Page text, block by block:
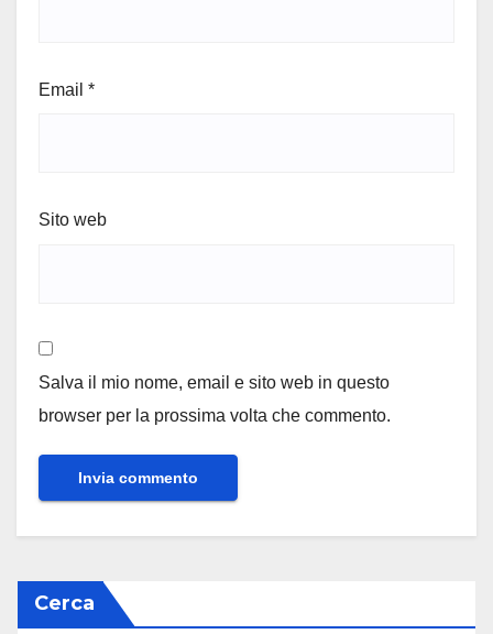
Email *
Sito web
Salva il mio nome, email e sito web in questo
browser per la prossima volta che commento.
Cerca